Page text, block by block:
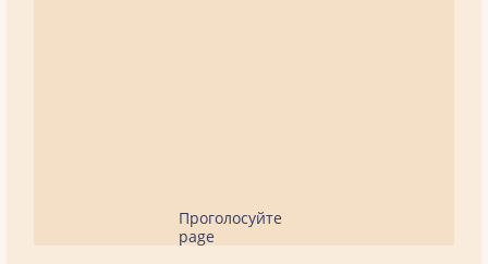
Проголосуйте
page